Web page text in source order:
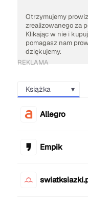
Otrzymujemy
zrealizowanego za
Klikając w nie i
pomagasz nam
dziękujemy.
REKLAMA
Książka
Allegro
Empik